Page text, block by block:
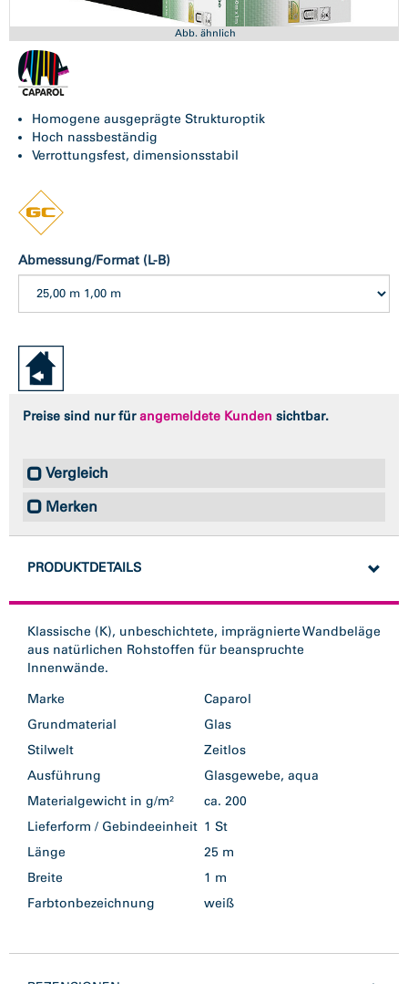
Abb. ähnlich
Homogene ausgeprägte Strukturoptik
Hoch nassbeständig
Verrottungsfest, dimensionsstabil
Abmessung/Format (L-B)
Preise sind nur fürangemeldete Kunden sichtbar.
Vergleich
Merken
PRODUKTDETAILS
Klassische (K), unbeschichtete, imprägnierte Wandbeläge
aus natürlichen Rohstoffen für beanspruchte
Innenwände.
Marke
Caparol
Grundmaterial
Glas
Stilwelt
Zeitlos
Ausführung
Glasgewebe, aqua
Materialgewicht in g/m²
ca. 200
Lieferform / Gebindeeinheit 1 St
Länge
25 m
Breite
1 m
Farbtonbezeichnung
weiß